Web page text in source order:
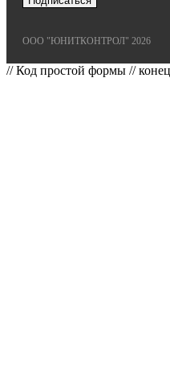
ООО "ЮНИТКОНТРОЛ" 2026
// Код простой формы //